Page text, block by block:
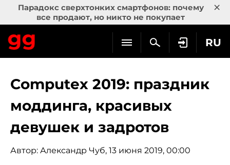
Парадокс сверхтонких смартфонов: почему
все продают, но никто не покупает
×
RU
Computex 2019: праздник
моддинга, красивых
девушек и задротов
Автор: Александр Чуб, 13 июня 2019, 00:00